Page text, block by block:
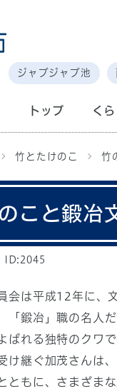
ジャブジャブ池
トップ く
竹とたけのこ 竹
こと鍛冶
ID:2045
会は平成12年に、
「鍛冶」職の名人
ばれる独特のクワ
け継ぐ加茂さんは
ともに、さまざま